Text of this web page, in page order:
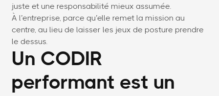
juste et une responsabilité mieux assumée.
À l’entreprise, parce qu’elle remet la mission au
centre, au lieu de laisser les jeux de posture prendre
le dessus.
Un CODIR
performant est un